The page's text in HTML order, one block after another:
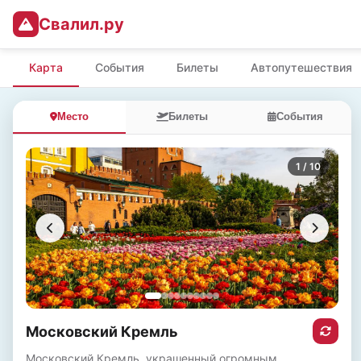
Свалил.ру
Карта События Билеты Автопутешествия
Место Билеты События
1 / 10
Московский Кремль
Московский Кремль, украшенный огромным